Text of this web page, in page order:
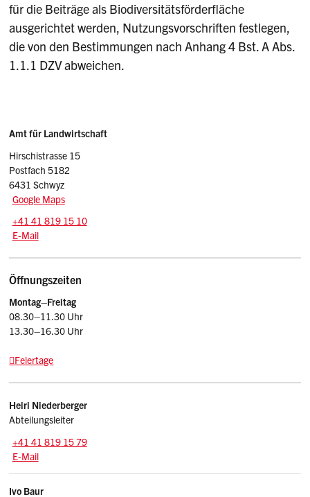
für die Beiträge als Biodiversitätsförderfläche
ausgerichtet werden, Nutzungsvorschriften festlegen,
die von den Bestimmungen nach Anhang 4 Bst. A Abs.
1.1.1 DZV abweichen.
Sidebar
Adresse
Amt für Landwirtschaft
Hirschistrasse 15
Postfach 5182
6431 Schwyz
Google Maps
Tel.:
+41 41 819 15 10
E-Mail: afl
E-Mail
Öffnungszeiten
Montag–Freitag
08.30–11.30 Uhr
13.30–16.30 Uhr
Feiertage
Heiri Niederberger
Abteilungsleiter
Zentrale:
+41 41 819 15 79
E-Mail: heiri.niederberger
E-Mail
Ivo Baur